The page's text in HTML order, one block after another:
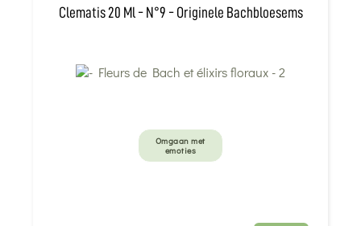
Clematis 20 Ml - N°9 - Originele Bachbloesems
Omgaan met
emoties